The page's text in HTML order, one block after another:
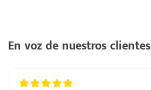
En voz de nuestros clientes